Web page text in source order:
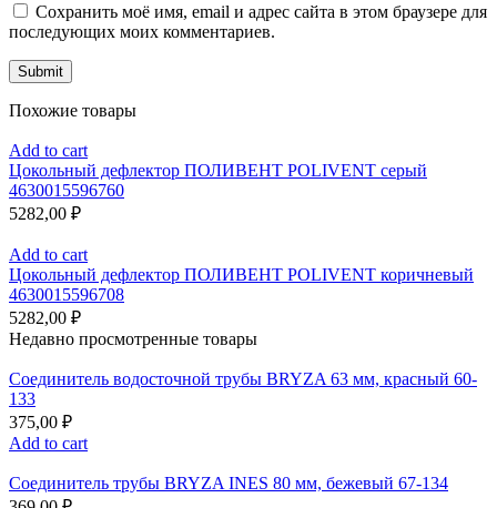
Сохранить моё имя, email и адрес сайта в этом браузере для
последующих моих комментариев.
Похожие товары
Add to cart
Цокольный дефлектор ПОЛИВЕНТ POLIVENT серый
4630015596760
5282,00 ₽
Add to cart
Цокольный дефлектор ПОЛИВЕНТ POLIVENT коричневый
4630015596708
5282,00 ₽
Недавно просмотренные товары
Соединитель водосточной трубы BRYZA 63 мм, краcный 60-
133
375,00 ₽
Add to cart
Соединитель трубы BRYZA INES 80 мм, бежевый 67-134